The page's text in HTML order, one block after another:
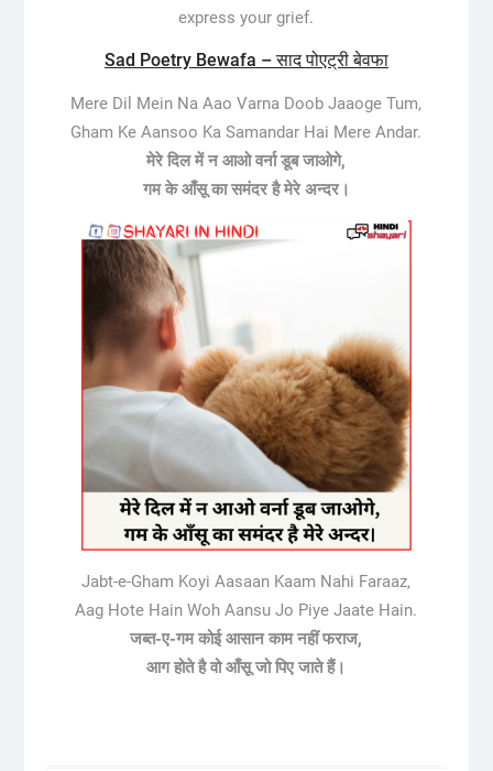
express your grief.
Sad Poetry Bewafa – साद पोएट्री बेवफा
Mere Dil Mein Na Aao Varna Doob Jaaoge Tum,
Gham Ke Aansoo Ka Samandar Hai Mere Andar.
मेरे दिल में न आओ वर्ना डूब जाओगे,
गम के आँसू का समंदर है मेरे अन्दर।
Jabt-e-Gham Koyi Aasaan Kaam Nahi Faraaz,
Aag Hote Hain Woh Aansu Jo Piye Jaate Hain.
जब्त-ए-गम कोई आसान काम नहीं फराज,
आग होते है वो आँसू जो पिए जाते हैं।